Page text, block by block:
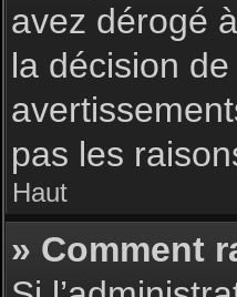
avez dérogé
la décision
pas les
Haut
» Comment